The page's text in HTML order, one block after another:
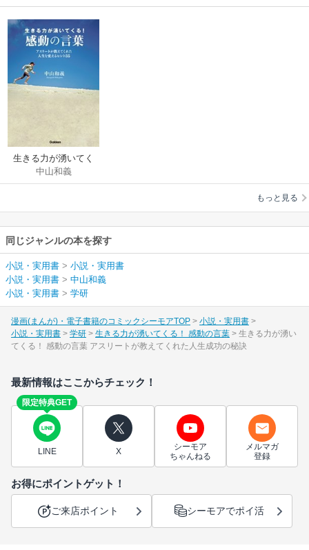
生きる力が湧いてく
る！ 感動の言葉
中山和義
もっと見る
同じジャンルの本を探す
小説・実用書 > 小説・実用書
小説・実用書 > 中山和義
小説・実用書 > 学研
漫画(まんが)・電子書籍のコミックシーモアTOP
小説・実用書
小説・実用書
学研 生きる力が湧いてくる！ 感動の言葉
生きる力が湧い
てくる！ 感動の言葉 アスリートが教えてくれた人生成功の秘訣
最新情報はここからチェック！
限定特典GET
LINE X
シーモア
ちゃんねる
メルマガ
登録
お得にポイントゲット！
ご来店ポイント シーモアでポイ活